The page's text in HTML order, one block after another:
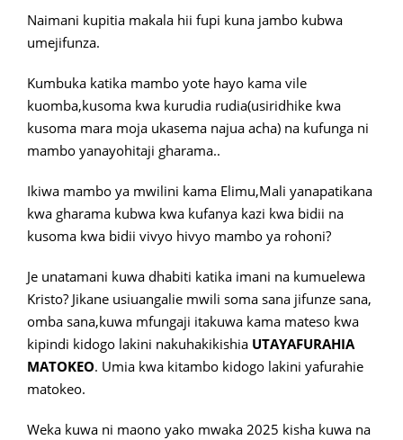
Naimani kupitia makala hii fupi kuna jambo kubwa
umejifunza.
Kumbuka katika mambo yote hayo kama vile
kuomba,kusoma kwa kurudia rudia(usiridhike kwa
kusoma mara moja ukasema najua acha) na kufunga ni
mambo yanayohitaji gharama..
Ikiwa mambo ya mwilini kama Elimu,Mali yanapatikana
kwa gharama kubwa kwa kufanya kazi kwa bidii na
kusoma kwa bidii vivyo hivyo mambo ya rohoni?
Je unatamani kuwa dhabiti katika imani na kumuelewa
Kristo? Jikane usiuangalie mwili soma sana jifunze sana,
omba sana,kuwa mfungaji itakuwa kama mateso kwa
kipindi kidogo lakini nakuhakikishia UTAYAFURAHIA
MATOKEO. Umia kwa kitambo kidogo lakini yafurahie
matokeo.
Weka kuwa ni maono yako mwaka 2025 kisha kuwa na